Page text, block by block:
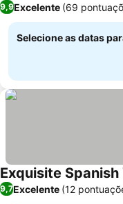
9,9Excelente (69
Selecione as datas
Exquisite Spanish
9,7Excelente (12